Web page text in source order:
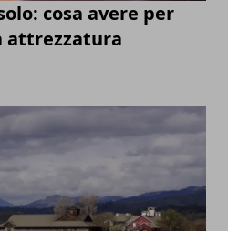
cosa avere per
attrezzatura